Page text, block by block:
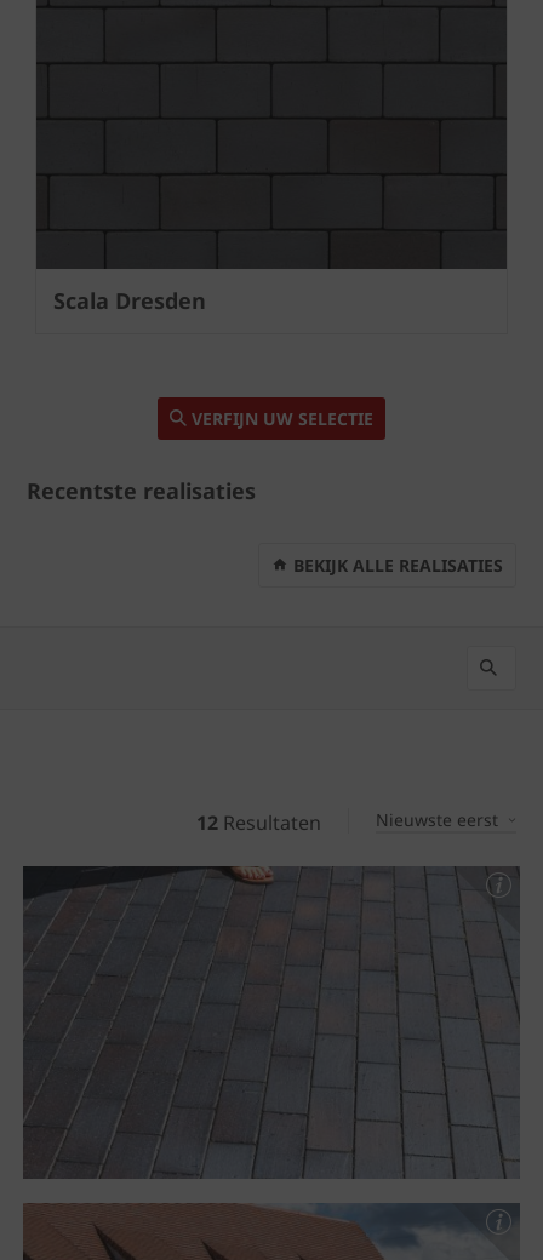
Scala Dresden
VERFIJN UW SELECTIE
Recentste realisaties
BEKIJK ALLE REALISATIES
12 Resultaten Nieuwste eerst